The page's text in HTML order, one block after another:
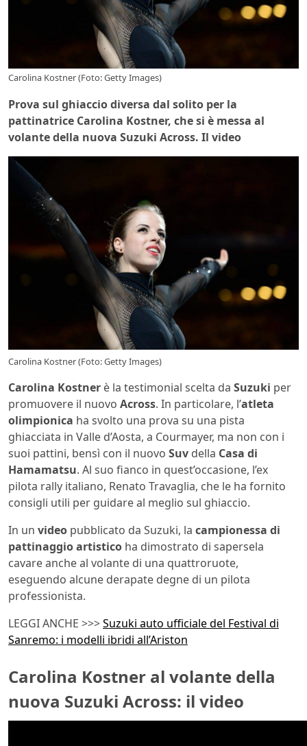
Carolina Kostner (Foto: Getty Images)
Prova sul ghiaccio diversa dal solito per la
pattinatrice Carolina Kostner, che si è messa al
volante della nuova Suzuki Across. Il video
Carolina Kostner (Foto: Getty Images)
Carolina Kostner è la testimonial scelta da Suzuki per
promuovere il nuovo Across. In particolare, l’atleta
olimpionica ha svolto una prova su una pista
ghiacciata in Valle d’Aosta, a Courmayer, ma non con i
suoi pattini, bensì con il nuovo Suv della Casa di
Hamamatsu. Al suo fianco in quest’occasione, l’ex
pilota rally italiano, Renato Travaglia, che le ha fornito
consigli utili per guidare al meglio sul ghiaccio.
In un video pubblicato da Suzuki, la campionessa di
pattinaggio artistico ha dimostrato di sapersela
cavare anche al volante di una quattroruote,
eseguendo alcune derapate degne di un pilota
professionista.
LEGGI ANCHE >>>Suzuki auto ufficiale del Festival di
Sanremo: i modelli ibridi all’Ariston
Carolina Kostner al volante della
nuova Suzuki Across: il video